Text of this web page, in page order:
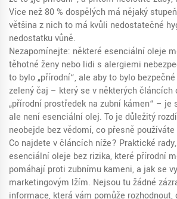
Více než 80 % dospělých má nějaký
většina z nich to má kvůli nedostatečné
nedostatku vůně.
Nezapomínejte: některé esenciální oleje
těhotné ženy nebo lidi s alergiemi
to bylo „přírodní“, ale aby to bylo
zelený čaj – který se v některých článcích
„přírodní prostředek na zubní kámen“ – je
ale není esenciální olej. To je důležitý
neobejde bez vědomí, co přesně používáte
Co najdete v článcích níže? Praktické
esenciální oleje bez rizika, které přírodní
pomáhají proti zubnímu kameni, a jak se
marketingovým lžím. Nejsou tu žádné
informace, která vám pomůže